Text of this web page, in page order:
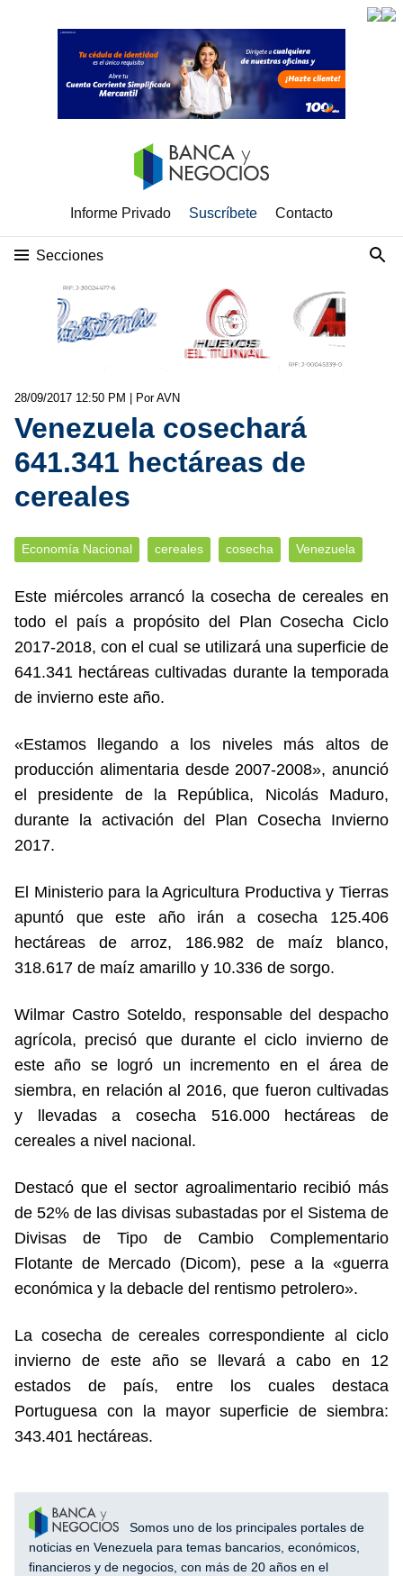
Informe Privado Suscríbete Contacto
Secciones
28/09/2017 12:50 PM | Por AVN
Venezuela cosechará
641.341 hectáreas de
cereales
Economía Nacional cereales cosecha Venezuela
Este miércoles arrancó la cosecha de cereales en
todo el país a propósito del Plan Cosecha Ciclo
2017-2018, con el cual se utilizará una superficie de
641.341 hectáreas cultivadas durante la temporada
de invierno este año.
«Estamos llegando a los niveles más altos de
producción alimentaria desde 2007-2008», anunció
el presidente de la República, Nicolás Maduro,
durante la activación del Plan Cosecha Invierno
2017.
El Ministerio para la Agricultura Productiva y Tierras
apuntó que este año irán a cosecha 125.406
hectáreas de arroz, 186.982 de maíz blanco,
318.617 de maíz amarillo y 10.336 de sorgo.
Wilmar Castro Soteldo, responsable del despacho
agrícola, precisó que durante el ciclo invierno de
este año se logró un incremento en el área de
siembra, en relación al 2016, que fueron cultivadas
y llevadas a cosecha 516.000 hectáreas de
cereales a nivel nacional.
Destacó que el sector agroalimentario recibió más
de 52% de las divisas subastadas por el Sistema de
Divisas de Tipo de Cambio Complementario
Flotante de Mercado (Dicom), pese a la «guerra
económica y la debacle del rentismo petrolero».
La cosecha de cereales correspondiente al ciclo
invierno de este año se llevará a cabo en 12
estados de país, entre los cuales destaca
Portuguesa con la mayor superficie de siembra:
343.401 hectáreas.
Somos uno de los principales portales de
noticias en Venezuela para temas bancarios, económicos,
financieros y de negocios, con más de 20 años en el